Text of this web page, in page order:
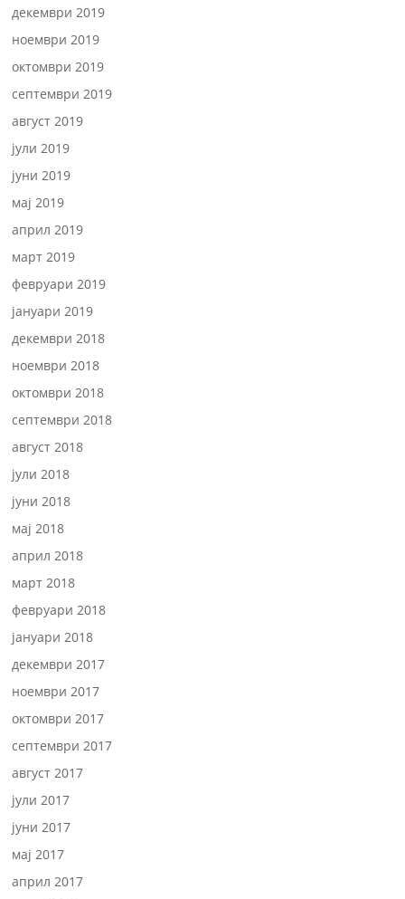
декември 2019
ноември 2019
октомври 2019
септември 2019
август 2019
јули 2019
јуни 2019
мај 2019
април 2019
март 2019
февруари 2019
јануари 2019
декември 2018
ноември 2018
октомври 2018
септември 2018
август 2018
јули 2018
јуни 2018
мај 2018
април 2018
март 2018
февруари 2018
јануари 2018
декември 2017
ноември 2017
октомври 2017
септември 2017
август 2017
јули 2017
јуни 2017
мај 2017
април 2017